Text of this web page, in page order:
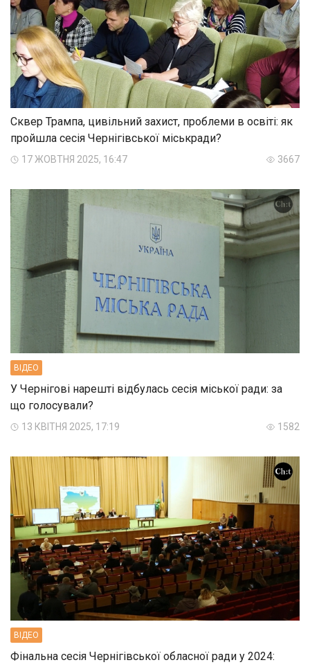
Сквер Трампа, цивільний захист, проблеми в освіті: як
пройшла сесія Чернігівської міськради?
17 ЖОВТНЯ 2025, 16:47 3667
ВIДЕО
У Чернігові нарешті відбулась сесія міської ради: за
що голосували?
13 КВІТНЯ 2025, 17:19 1582
ВIДЕО
Фінальна сесія Чернігівської обласної ради у 2024: